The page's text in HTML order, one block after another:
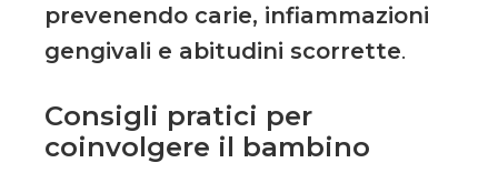
prevenendo carie, infiammazioni
gengivali e abitudini scorrette.
Consigli pratici per
coinvolgere il bambino